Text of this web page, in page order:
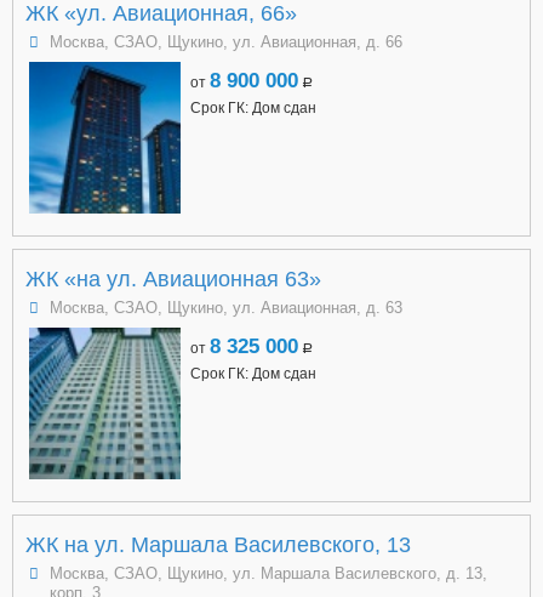
ЖК «ул. Авиационная, 66»
Москва, СЗАО, Щукино, ул. Авиационная, д. 66
от 8 900 000 a
Срок ГК: Дом сдан
ЖК «на ул. Авиационная 63»
Москва, СЗАО, Щукино, ул. Авиационная, д. 63
от 8 325 000 a
Срок ГК: Дом сдан
ЖК на ул. Маршала Василевского, 13
Москва, СЗАО, Щукино, ул. Маршала Василевского, д. 13,
корп. 3